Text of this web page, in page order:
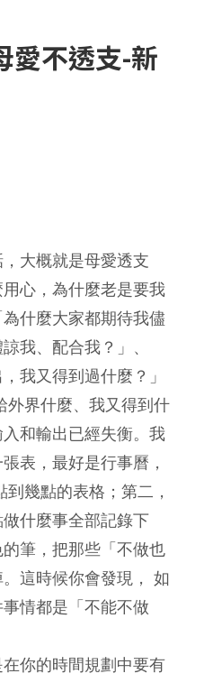
愛不透支-新
大概就是母愛透支
心，為什麼老是要我
什麼大家都期待我儘
我、配合我？」、
我又得到過什麼？」
外界什麼、我又得到什
和輸出已經失衡。我
表，最好是行事曆，
到幾點的表格；第二，
什麼事全部記錄下
筆，把那些「不做也
這時候你會發現， 如
情都是「不能不做
你的時間規劃中要有